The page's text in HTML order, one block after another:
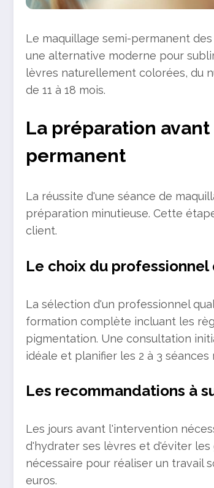
Le maquillage semi-permanent
une alternative moderne pour
lèvres naturellement colorées, du
de 11 à 18 mois.
La préparation
permanent
La réussite d'une séance de
préparation minutieuse. Cette
client.
Le choix du
La sélection d'un professionnel
formation complète incluant les
pigmentation. Une consultation
idéale et planifier les 2 à 3 séances
Les recommandations à
Les jours avant l'intervention
d'hydrater ses lèvres et d'éviter les
nécessaire pour réaliser un travail
euros.